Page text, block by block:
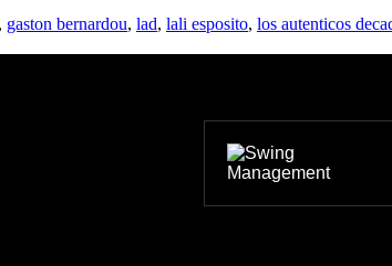
, gaston bernardou, lad, lali esposito, los autenticos